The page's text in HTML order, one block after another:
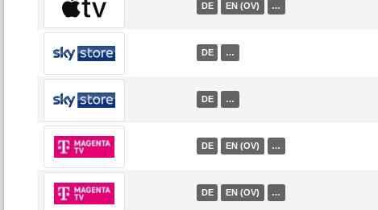
DE EN (OV) …
DE …
DE …
DE EN (OV) …
DE EN (OV) …